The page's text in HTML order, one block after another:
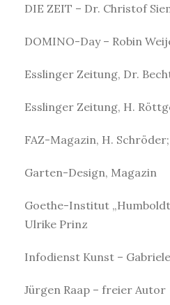
DIE ZEIT – Dr. Christof
DOMINO-Day – Robin
Esslinger Zeitung, Dr.
Esslinger Zeitung, H.
FAZ-Magazin, H. Schröder;
Garten-Design, Magazin
Goethe-Institut
Ulrike Prinz
Infodienst Kunst –
Jürgen Raap – freier Autor